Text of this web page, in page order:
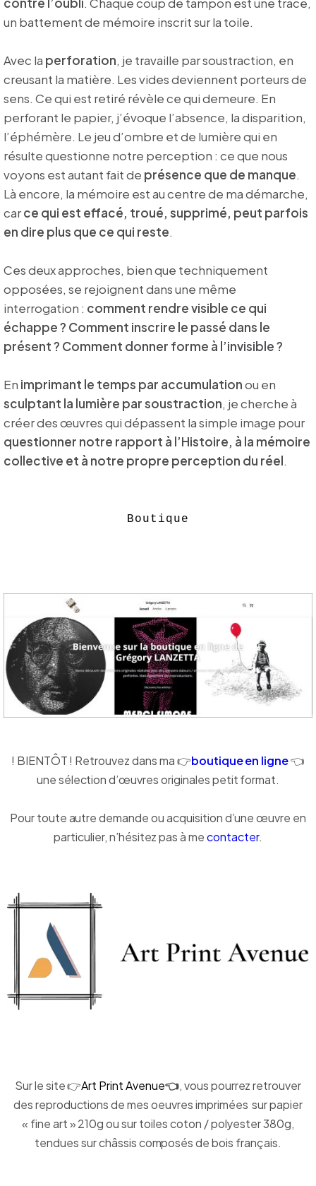
un battement de mémoire inscrit sur la toile.
Avec la perforation, je travaille par soustraction, en
creusant la matière. Les vides deviennent porteurs de
sens. Ce qui est retiré révèle ce qui demeure. En
perforant le papier, j’évoque l’absence, la disparition,
l’éphémère. Le jeu d’ombre et de lumière qui en
résulte questionne notre perception : ce que nous
voyons est autant fait de présence que de manque.
Là encore, la mémoire est au centre de ma démarche,
carce qui est effacé, troué, supprimé, peut parfois
en dire plus que ce qui reste.
Ces deux approches, bien que techniquement
opposées, se rejoignent dans une même
interrogation : comment rendre visible ce qui
échappe ? Comment inscrire le passé dans le
présent ? Comment donner forme à l’invisible ?
En imprimant le temps par accumulationou en
sculptant la lumière par soustraction, je cherche à
créer des œuvres qui dépassent la simple image pour
questionner notre rapport à l’Histoire, à la mémoire
collective et à notre propre perception du réel.
Boutique
! BIENTÔT ! Retrouvez dans ma 👉boutique en ligne👈
une sélection d’œuvres originales petit format.
Pour toute autre demande ou acquisition d’une œuvre en
particulier, n’hésitez pas à mecontacter.
Sur le site 👉Art Print Avenue👈, vous pourrez retrouver
des reproductions de mes oeuvres imprimées sur papier
« fine art » 210g ou sur toiles coton / polyester 380g,
tendues sur châssis composés de bois français.